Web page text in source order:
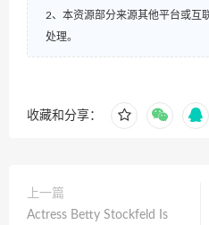
2、本资源部分来源其他平台或互
处理。
收藏和分享：
上一篇
Actress Betty Stockfeld Is